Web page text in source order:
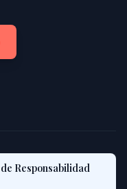
Responsabilidad